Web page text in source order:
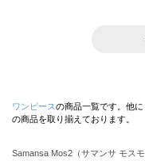
ワンピースの商品一覧です。他に
の商品を取り揃えております。
Samansa Mos2（サマンサ モス